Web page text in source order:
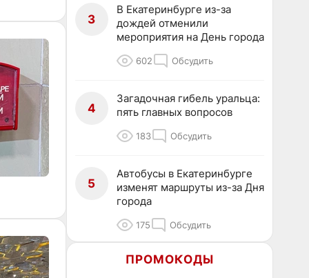
3
В Екатеринбурге из-за
дождей отменили
мероприятия на День города
602 Обсудить
4
Загадочная гибель уральца:
пять главных вопросов
183 Обсудить
5
Автобусы в Екатеринбурге
изменят маршруты из-за Дня
города
175 Обсудить
ПРОМОКОДЫ